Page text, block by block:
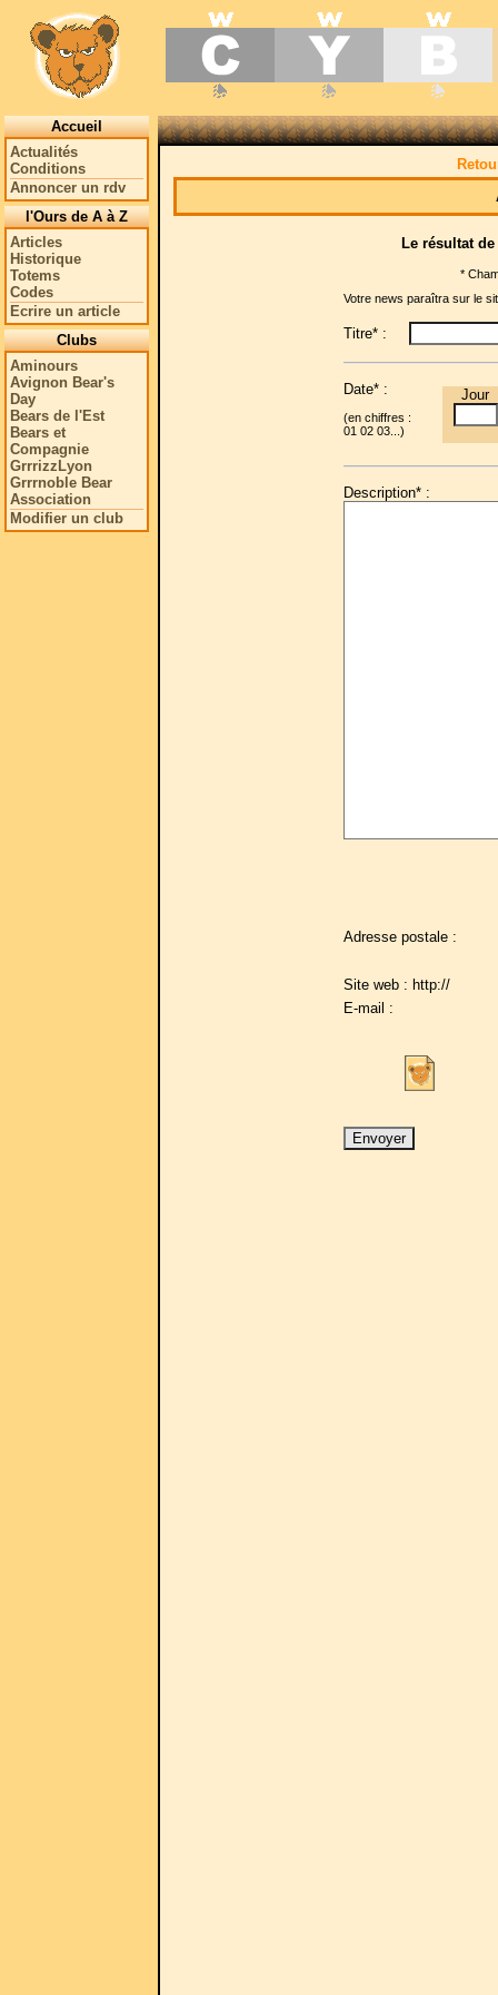
Accueil
Actualités
Conditions
Annoncer un rdv
l'Ours de A à Z
Articles
Historique
Totems
Codes
Ecrire un article
Clubs
Aminours
Avignon Bear's
Day
Bears de l'Est
Bears et
Compagnie
GrrrizzLyon
Grrrnoble Bear
Association
Modifier un club
Le résultat
*
Votre news paraîtra sur le
Titre* :
Date* :
(en chiffres :
01 02 03...)
Jour
Description* :
Adresse postale :
Site web : http://
E-mail :